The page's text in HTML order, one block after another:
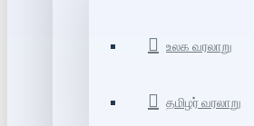
உலக வரலாறு
தமிழர் வரலாறு